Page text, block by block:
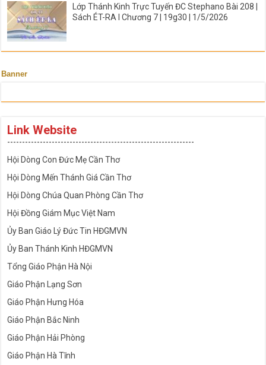
Lớp Thánh Kinh Trực Tuyến ĐC Stephano Bài 208 |
Sách ÉT-RA I Chương 7 | 19g30 | 1/5/2026
Banner
Link Website
---------------------------------------------------------------
Hội Dòng Con Đức Mẹ Cần Thơ
Hội Dòng Mến Thánh Giá Cần Thơ
Hội Dòng Chúa Quan Phòng Cần Thơ
Hội Đồng Giám Mục Việt Nam
Ủy Ban Giáo Lý Đức Tin HĐGMVN
Ủy Ban Thánh Kinh HĐGMVN
Tổng Giáo Phận Hà Nội
Giáo Phận Lạng Sơn
Giáo Phận Hưng Hóa
Giáo Phận Bắc Ninh
Giáo Phận Hải Phòng
Giáo Phận Hà Tĩnh